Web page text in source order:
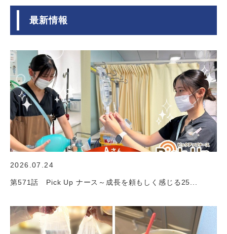
最新情報
2026.07.24
第571話 Pick Up ナース～成長を頼もしく感じる25...